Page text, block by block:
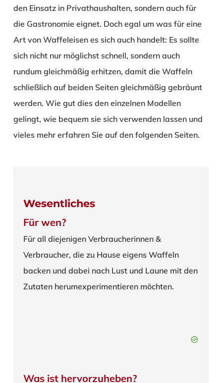
den Einsatz in Privathaushalten, sondern auch für
die Gastronomie eignet. Doch egal um was für eine
Art von Waffeleisen es sich auch handelt: Es sollte
sich nicht nur möglichst schnell, sondern auch
rundum gleichmäßig erhitzen, damit die Waffeln
schließlich auf beiden Seiten gleichmäßig gebräunt
werden. Wie gut dies den einzelnen Modellen
gelingt, wie bequem sie sich verwenden lassen und
vieles mehr erfahren Sie auf den folgenden Seiten.
Wesentliches
Für wen?
Für all diejenigen Verbraucherinnen &
Verbraucher, die zu Hause eigens Waffeln
backen und dabei nach Lust und Laune mit den
Zutaten herumexperimentieren möchten.
Was ist hervorzuheben?